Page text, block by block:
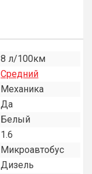
8 л/100км
Средний
Механика
Да
Белый
1.6
Микроавтобус
Дизель